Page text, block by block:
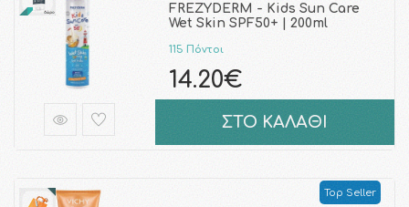
FREZYDERM - Kids Sun Care
Wet Skin SPF50+ | 200ml
115 Πόντοι
14.20€
ΣΤΟ ΚΑΛΑΘΙ
Top Seller